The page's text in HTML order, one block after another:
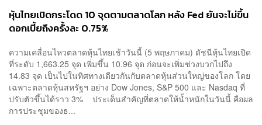
หุ้นไทยเปิดกระโดด 10 จุดตามตลาดโลก หลัง Fed ยันจะไม่ขึ้น
ดอกเบี้ยถึงครั้งละ 0.75%
ความเคลื่อนไหวตลาดหุ้นไทยเช้าวันนี้ (5 พฤษภาคม) ดัชนีหุ้นไทยเปิด
ที่ระดับ 1,663.25 จุด เพิ่มขึ้น 10.96 จุด ก่อนจะเพิ่มช่วงบวกไปถึง
14.83 จุด เป็นไปในทิศทางเดียวกันกับตลาดหุ้นส่วนใหญ่ของโลก โดย
เฉพาะตลาดหุ้นสหรัฐฯ อย่าง Dow Jones, S&P 500 และ Nasdaq ที่
ปรับตัวขึ้นได้ราว 3% ประเด็นสำคัญที่ตลาดให้น้ำหนักในวันนี้ คือผล
การประชุมของธ...